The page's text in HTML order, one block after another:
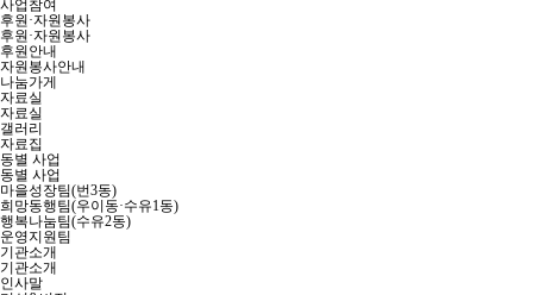
사업참여
후원·자원봉사
후원·자원봉사
후원안내
자원봉사안내
나눔가게
자료실
자료실
갤러리
자료집
동별 사업
동별 사업
마을성장팀(번3동)
희망동행팀(우이동·수유1동)
행복나눔팀(수유2동)
운영지원팀
기관소개
기관소개
인사말